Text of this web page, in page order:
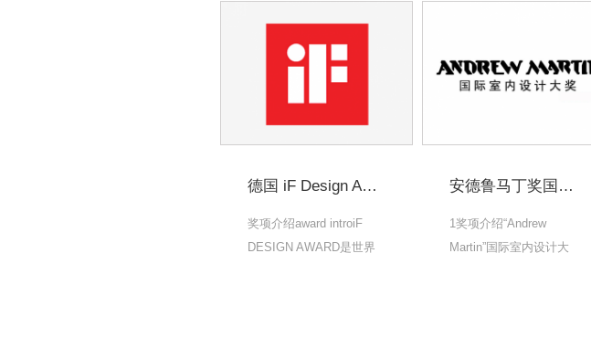
德国 iF Design Awards
奖项介绍award introiF
DESIGN AWARD是世界
安德鲁马丁奖国际室内设计大奖 Andrew Martin Awards
1奖项介绍“Andrew
Martin”国际室内设计大